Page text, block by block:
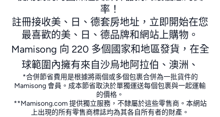
率！
註冊接收美、日、德套房地址，立即開始在您
最喜歡的美、日、德品牌和網站上購物。
Mamisong 向 220 多個國家和地區發貨，在全
球範圍內擁有來自沙烏地阿拉伯、澳洲、
*合併節省費用是根據將兩個或多個包裹合併為一批貨件的
Mamisong 會員。成本節省取決於單獨運送每個包裹與一起運輸
的價格。
**Mamisong.com提供獨立服務，不隸屬於這些零售商。本網站
上出現的所有零售商標誌均為其各自所有者的財產。